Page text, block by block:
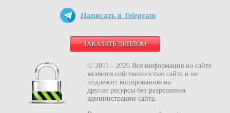
Написать в Telegram
ЗАКАЗАТЬ ДИПЛОМ
© 2011 - 2026 Вся информация на сайте
является собственностью сайта и не
подлежит копированию на
другие ресурсы без разрешения
администрации сайта.